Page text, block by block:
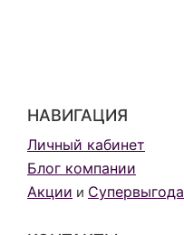
НАВИГАЦИЯ
Личный кабинет
Блог компании
Акции и Супервыгода